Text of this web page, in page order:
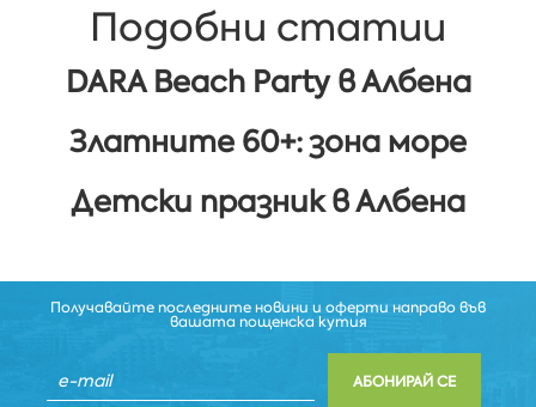
Подобни статии
DARA Beach Party в Албена
Златните 60+: зона море
Детски празник в Албена
Получавайте последните новини и оферти направо във
вашата пощенска кутия
АБОНИРАЙ СЕ